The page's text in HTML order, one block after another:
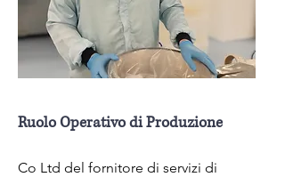
Ruolo Operativo di Produzione
Co Ltd del fornitore di servizi di